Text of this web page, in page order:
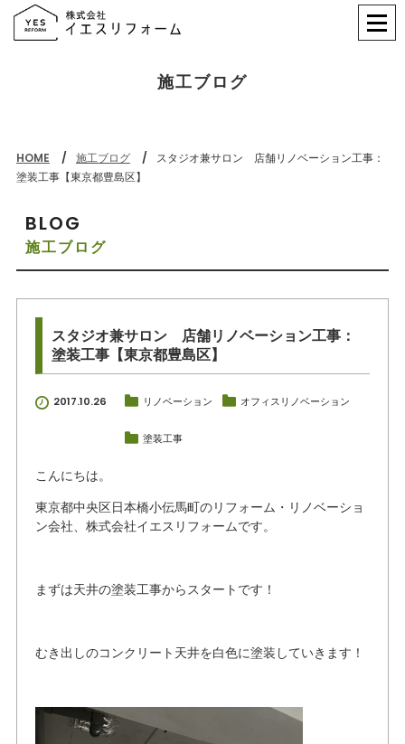
施工ブログ
HOME 施工ブログ
スタジオ兼サロン 店舗リノベーション工事：
塗装工事【東京都豊島区】
BLOG
施工ブログ
スタジオ兼サロン 店舗リノベーション工事：
塗装工事【東京都豊島区】
2017.10.26 リノベーション オフィスリノベーション
塗装工事
こんにちは。
東京都中央区日本橋小伝馬町のリフォーム・リノベーショ
ン会社、株式会社イエスリフォームです。
まずは天井の塗装工事からスタートです！
むき出しのコンクリート天井を白色に塗装していきます！